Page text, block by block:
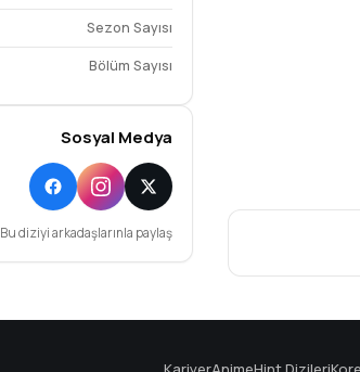
Sezon Sayısı
Bölüm Sayısı
Sosyal Medya
Bu diziyi arkadaşlarınla paylaş